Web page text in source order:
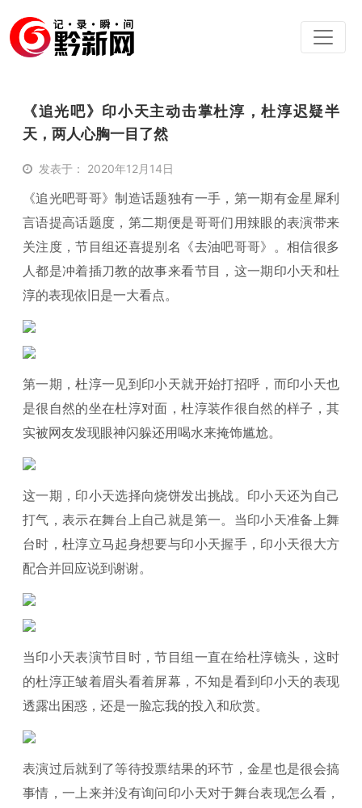
《追光吧》印小天主动击掌杜淳，杜淳迟疑半
天，两人心胸一目了然
发表于： 2020年12月14日
《追光吧哥哥》制造话题独有一手，第一期有金星犀利
言语提高话题度，第二期便是哥哥们用辣眼的表演带来
关注度，节目组还喜提别名《去油吧哥哥》。相信很多
人都是冲着插刀教的故事来看节目，这一期印小天和杜
淳的表现依旧是一大看点。
第一期，杜淳一见到印小天就开始打招呼，而印小天也
是很自然的坐在杜淳对面，杜淳装作很自然的样子，其
实被网友发现眼神闪躲还用喝水来掩饰尴尬。
这一期，印小天选择向烧饼发出挑战。印小天还为自己
打气，表示在舞台上自己就是第一。当印小天准备上舞
台时，杜淳立马起身想要与印小天握手，印小天很大方
配合并回应说到谢谢。
当印小天表演节目时，节目组一直在给杜淳镜头，这时
的杜淳正皱着眉头看着屏幕，不知是看到印小天的表现
透露出困惑，还是一脸忘我的投入和欣赏。
表演过后就到了等待投票结果的环节，金星也是很会搞
事情，一上来并没有询问印小天对于舞台表现怎么看，